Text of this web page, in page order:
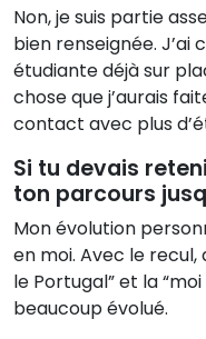
Non, je suis partie
bien renseignée. J’ai
étudiante déjà sur
chose que j’aurais
contact avec plus
Si tu devais
ton parcours
Mon évolution
en moi. Avec le recul,
le Portugal” et la “moi
beaucoup évolué.